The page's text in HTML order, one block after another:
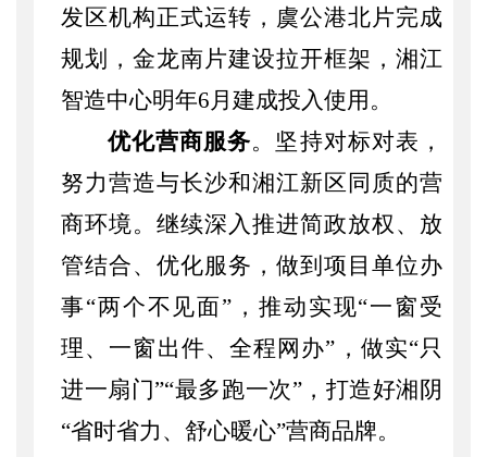
发区机构正式运转，虞公港北片完成
规划，金龙南片建设拉开框架，湘江
智造中心明年6月建成投入使用。
优化营商服务。坚持对标对表，
努力营造与长沙和湘江新区同质的营
商环境。继续深入推进简政放权、放
管结合、优化服务，做到项目单位办
事“两个不见面”，推动实现“一窗受
理、一窗出件、全程网办”，做实“只
进一扇门”“最多跑一次”，打造好湘阴
“省时省力、舒心暖心”营商品牌。